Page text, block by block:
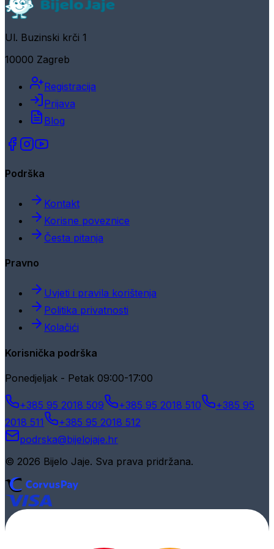
Ul. Buzinski krči 1
10000 Zagreb
Registracija
Prijava
Blog
Podrška
Kontakt
Korisne poveznice
Česta pitanja
Pravno
Uvjeti i pravila korištenja
Politika privatnosti
Kolačići
Korisnička podrška
Ponedjeljak - Petak 09:00-17:00
+385 95 2018 509 +385 95 2018 510
+385 95
2018 511
+385 95 2018 512
podrska@bijelojaje.hr
© 2026 Bijelo Jaje. Sva prava pridržana.